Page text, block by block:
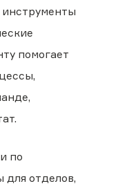
инструменты
помогает
по
для отделов,